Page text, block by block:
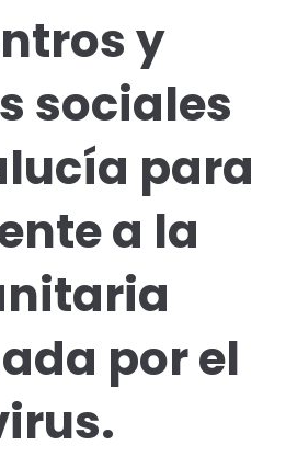
y
sociales
para
a la
por el